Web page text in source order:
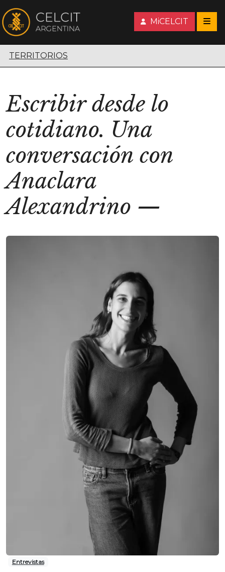
MiCELCIT
Territorios escénicos
TERRITORIOS
Escribir desde lo
cotidiano. Una
conversación con
Anaclara
Alexandrino —
Entrevistas